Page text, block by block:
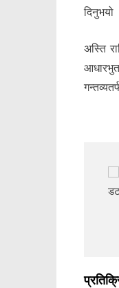
दिनुभयो
अस्ति